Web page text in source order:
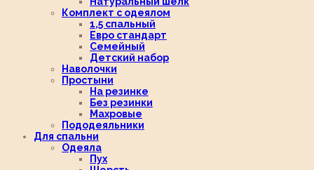
Комплект с одеялом
1,5 спальный
Евро стандарт
Семейный
Детский набор
Наволочки
Простыни
На резинке
Без резинки
Махровые
Пододеяльники
Для спальни
Одеяла
Пух